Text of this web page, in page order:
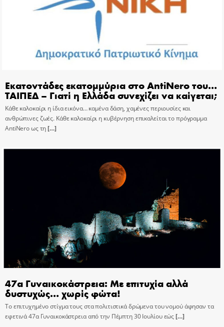
Εκατοντάδες εκατομμύρια στο AntiNero του…
ΤΑΙΠΕΔ – Γιατί η Ελλάδα συνεχίζει να καίγεται;
Κάθε καλοκαίρι η ίδια εικόνα… καμένα δάση, χαμένες περιουσίες και
ανθρώπινες ζωές. Κάθε καλοκαίρι η κυβέρνηση επικαλείται το πρόγραμμα
AntiNero ως τη[…]
47α Γυναικοκάστρεια: Με επιτυχία αλλά
δυστυχώς… χωρίς φώτα!
Το επιτυχημένο στίγμα τους στα πολιτιστικά δρώμενα του νομού άφησαν τα
εφετινά 47α Γυναικοκάστρεια από την Πέμπτη 30 Ιουλίου εώς[…]